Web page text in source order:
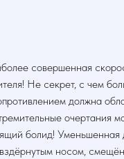
совершенная
Не секрет, с чем
должна
очертания
болид!
носом,